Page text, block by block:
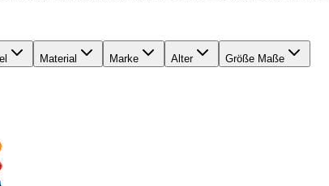
Material Marke Alter
Größe Maße